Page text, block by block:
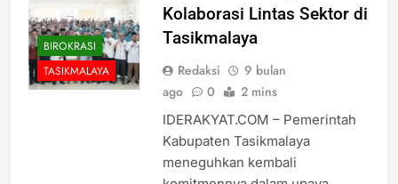
BIROKRASI
TASIKMALAYA
Kolaborasi Lintas Sektor di
Tasikmalaya
Redaksi
9 bulan
ago
0 2 mins
IDERAKYAT.COM – Pemerintah
Kabupaten Tasikmalaya
meneguhkan kembali